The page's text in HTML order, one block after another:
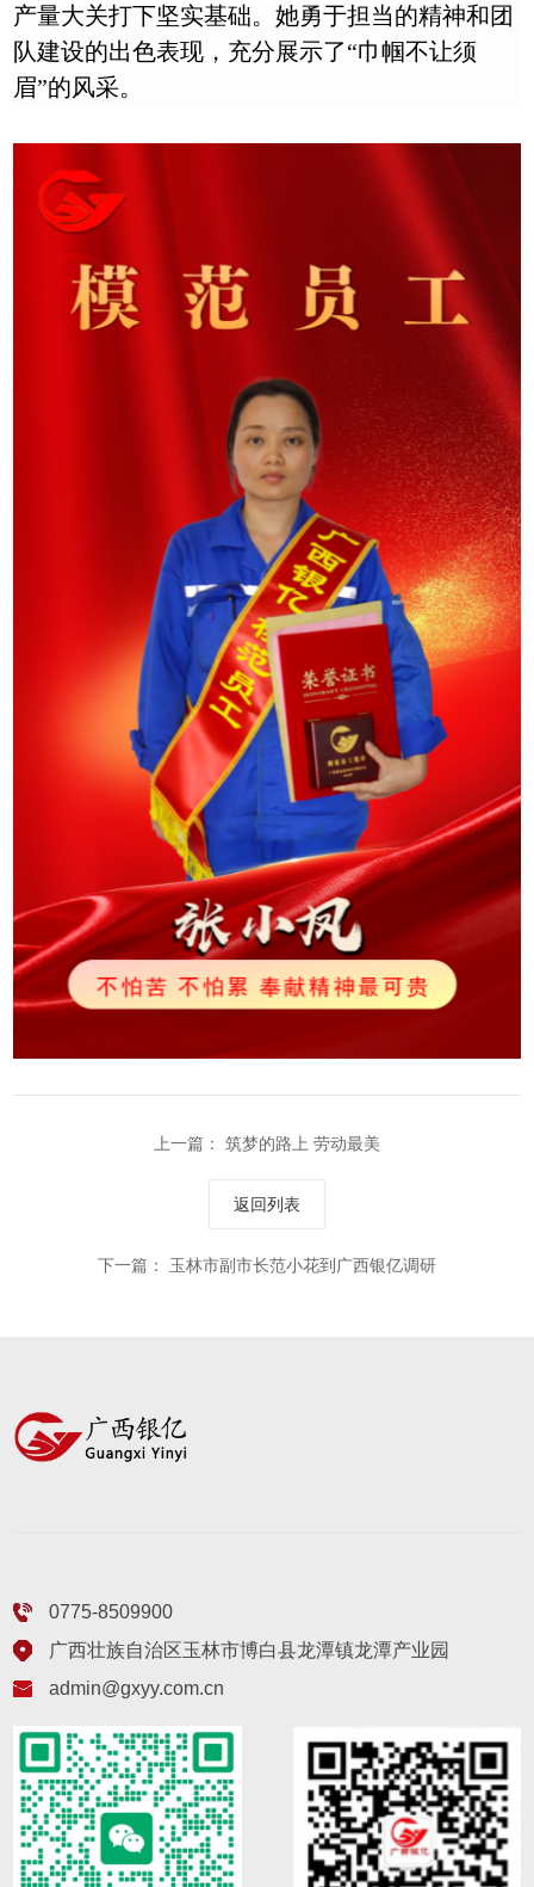
产量大关打下坚实基础。她勇于担当的精神和团
队建设的出色表现，充分展示了“巾帼不让须
眉”的风采。
上一篇： 筑梦的路上 劳动最美
返回列表
下一篇： 玉林市副市长范小花到广西银亿调研
0775-8509900
广西壮族自治区玉林市博白县龙潭镇龙潭产业园
admin@gxyy.com.cn